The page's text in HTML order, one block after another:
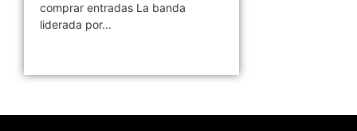
comprar entradas La banda
liderada por...